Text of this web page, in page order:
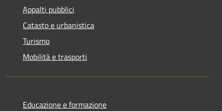
Appalti pubblici
Catasto e urbanistica
Turismo
Mobilità e trasporti
Educazione e formazione